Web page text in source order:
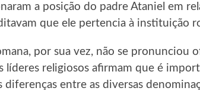
a posição do padre Ataniel em
que ele pertencia à instituição
por sua vez, não se pronunciou
líderes religiosos afirmam que é
diferenças entre as diversas